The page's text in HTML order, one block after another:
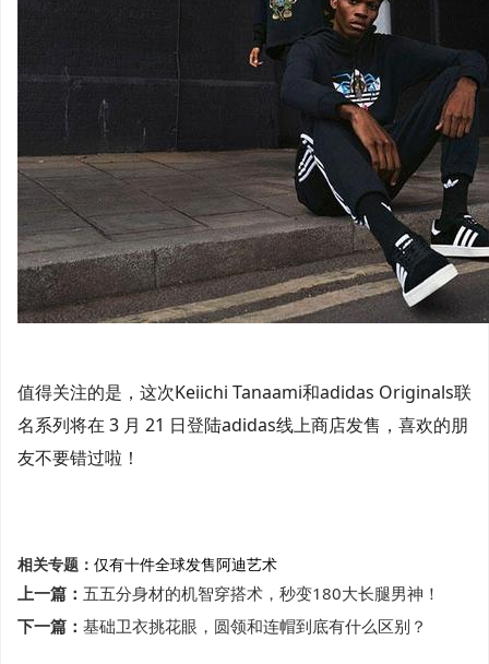
值得关注的是，这次Keiichi Tanaami和adidas Originals联
名系列将在 3 月 21 日登陆adidas线上商店发售，喜欢的朋
友不要错过啦！
相关专题： 仅有十件全球发售阿迪艺术
上一篇： 五五分身材的机智穿搭术，秒变180大长腿男神！
下一篇： 基础卫衣挑花眼，圆领和连帽到底有什么区别？